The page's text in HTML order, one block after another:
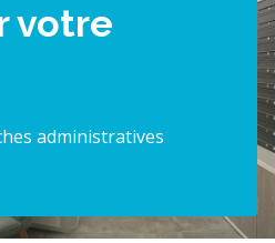
votre
administratives